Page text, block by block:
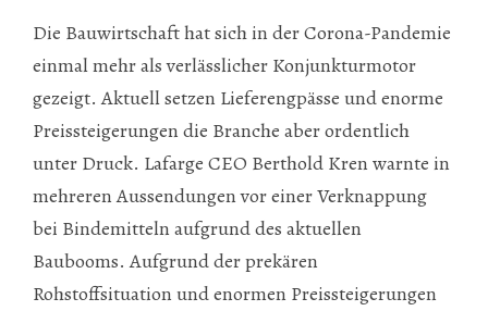
Die Bauwirtschaft hat sich in der Corona-Pandemie
einmal mehr als verlässlicher Konjunkturmotor
gezeigt. Aktuell setzen Lieferengpässe und enorme
Preissteigerungen die Branche aber ordentlich
unter Druck. Lafarge CEO Berthold Kren warnte in
mehreren Aussendungen vor einer Verknappung
bei Bindemitteln aufgrund des aktuellen
Baubooms. Aufgrund der prekären
Rohstoffsituation und enormen Preissteigerungen